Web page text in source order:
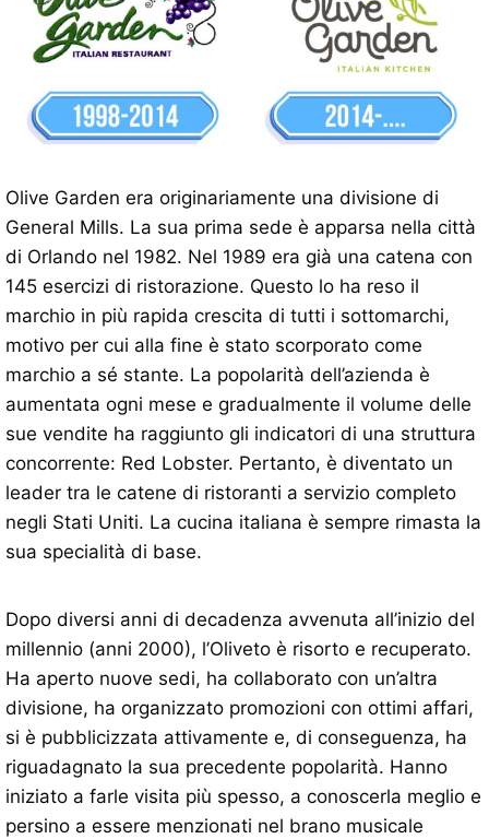
Olive Garden era originariamente una divisione di
General Mills. La sua prima sede è apparsa nella città
di Orlando nel 1982. Nel 1989 era già una catena con
145 esercizi di ristorazione. Questo lo ha reso il
marchio in più rapida crescita di tutti i sottomarchi,
motivo per cui alla fine è stato scorporato come
marchio a sé stante. La popolarità dell’azienda è
aumentata ogni mese e gradualmente il volume delle
sue vendite ha raggiunto gli indicatori di una struttura
concorrente: Red Lobster. Pertanto, è diventato un
leader tra le catene di ristoranti a servizio completo
negli Stati Uniti. La cucina italiana è sempre rimasta la
sua specialità di base.
Dopo diversi anni di decadenza avvenuta all’inizio del
millennio (anni 2000), l’Oliveto è risorto e recuperato.
Ha aperto nuove sedi, ha collaborato con un’altra
divisione, ha organizzato promozioni con ottimi affari,
si è pubblicizzata attivamente e, di conseguenza, ha
riguadagnato la sua precedente popolarità. Hanno
iniziato a farle visita più spesso, a conoscerla meglio e
persino a essere menzionati nel brano musicale